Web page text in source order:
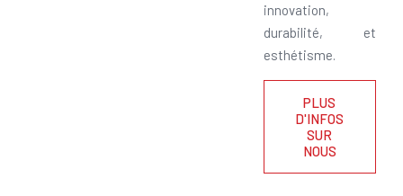
innovation,
durabilité, et
esthétisme.
PLUS
D'INFOS
SUR
NOUS